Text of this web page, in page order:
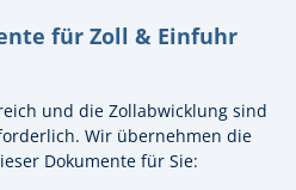
für Zoll & Einfuhr
und die Zollabwicklung sind
Wir übernehmen die
Dokumente für Sie: